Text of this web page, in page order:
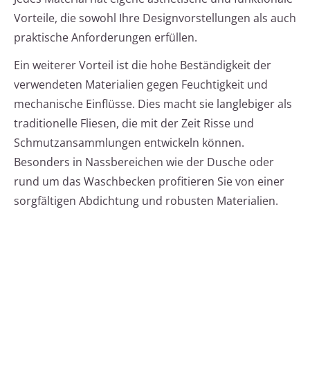
Vorteile, die sowohl Ihre Designvorstellungen als auch
praktische Anforderungen erfüllen.
Ein weiterer Vorteil ist die hohe Beständigkeit der
verwendeten Materialien gegen Feuchtigkeit und
mechanische Einflüsse. Dies macht sie langlebiger als
traditionelle Fliesen, die mit der Zeit Risse und
Schmutzansammlungen entwickeln können.
Besonders in Nassbereichen wie der Dusche oder
rund um das Waschbecken profitieren Sie von einer
sorgfältigen Abdichtung und robusten Materialien.